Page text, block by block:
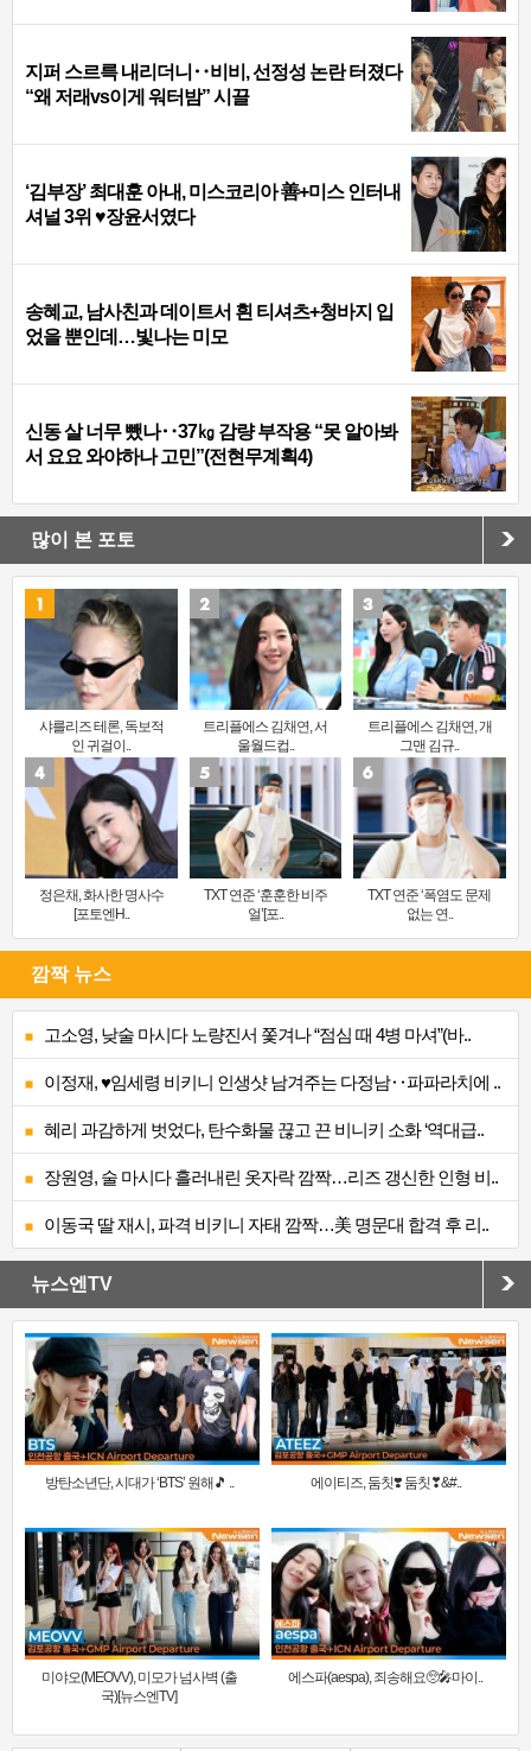
지퍼 스르륵 내리더니‥비비, 선정성 논란 터졌다
“왜 저래vs이게 워터밤” 시끌
‘김부장’ 최대훈 아내, 미스코리아 善+미스 인터내
셔널 3위 ♥장윤서였다
송혜교, 남사친과 데이트서 흰 티셔츠+청바지 입
었을 뿐인데…빛나는 미모
신동 살 너무 뺐나‥37㎏ 감량 부작용 “못 알아봐
서 요요 와야하나 고민”(전현무계획4)
많이 본 포토
샤를리즈 테론, 독보적
인 귀걸이..
트리플에스 김채연, 서
울월드컵..
트리플에스 김채연, 개
그맨 김규..
정은채, 화사한 명사수
[포토엔H..
TXT 연준 ‘훈훈한 비주
얼’[포..
TXT 연준 ‘폭염도 문제
없는 연..
깜짝 뉴스
고소영, 낮술 마시다 노량진서 쫓겨나 “점심 때 4병 마셔”(바..
이정재, ♥임세령 비키니 인생샷 남겨주는 다정남‥파파라치에 ..
혜리 과감하게 벗었다, 탄수화물 끊고 끈 비니키 소화 ‘역대급..
장원영, 술 마시다 흘러내린 옷자락 깜짝…리즈 갱신한 인형 비..
이동국 딸 재시, 파격 비키니 자태 깜짝…美 명문대 합격 후 리..
뉴스엔TV
방탄소년단, 시대가 ‘BTS’ 원해🎵 .. 에이티즈, 둠칫❣️ 둠칫❣&#..
미야오(MEOVV), 미모가 넘사벽 (출
국)[뉴스엔TV]
에스파(aespa), 죄송해요🥺🎤마이..